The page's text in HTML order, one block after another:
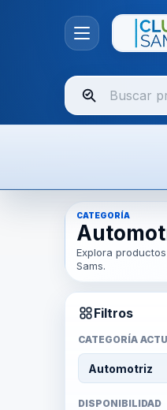
Buscar
productos
CATEGORÍA
Explora
Sams.
Filtros
CATEGORÍA
Automotriz
DISPONIBILIDAD